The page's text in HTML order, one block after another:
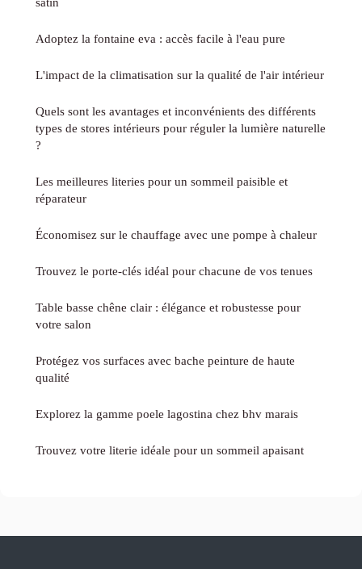
Adoptez la fontaine eva : accès facile à l'eau pure
L'impact de la climatisation sur la qualité de l'air intérieur
Quels sont les avantages et inconvénients des différents
types de stores intérieurs pour réguler la lumière naturelle
?
Les meilleures literies pour un sommeil paisible et
réparateur
Économisez sur le chauffage avec une pompe à chaleur
Trouvez le porte-clés idéal pour chacune de vos tenues
Table basse chêne clair : élégance et robustesse pour
votre salon
Protégez vos surfaces avec bache peinture de haute
qualité
Explorez la gamme poele lagostina chez bhv marais
Trouvez votre literie idéale pour un sommeil apaisant